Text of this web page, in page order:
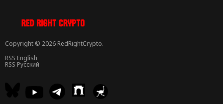
Copyright © 2026 RedRightCrypto.
RSS English
RSS Русский